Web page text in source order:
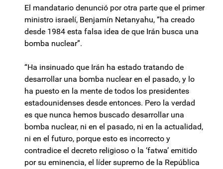
El mandatario denunció por otra parte que el primer
ministro israelí, Benjamín Netanyahu, “ha creado
desde 1984 esta falsa idea de que Irán busca una
bomba nuclear”.
“Ha insinuado que Irán ha estado tratando de
desarrollar una bomba nuclear en el pasado, y lo
ha puesto en la mente de todos los presidentes
estadounidenses desde entonces. Pero la verdad
es que nunca hemos buscado desarrollar una
bomba nuclear, ni en el pasado, ni en la actualidad,
ni en el futuro, porque esto es incorrecto y
contradice el decreto religioso o la ‘fatwa’ emitido
por su eminencia, el líder supremo de la República